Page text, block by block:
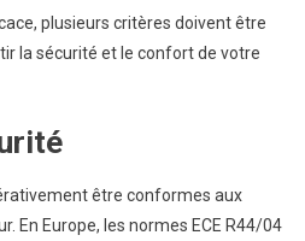
plusieurs critères doivent être
la sécurité et le confort de votre
être conformes aux
En Europe, les normes ECE R44/04